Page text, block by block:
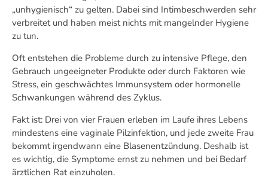
„unhygienisch“ zu gelten. Dabei sind Intimbeschwerden sehr
verbreitet und haben meist nichts mit mangelnder Hygiene
zu tun.
Oft entstehen die Probleme durch zu intensive Pflege, den
Gebrauch ungeeigneter Produkte oder durch Faktoren wie
Stress, ein geschwächtes Immunsystem oder hormonelle
Schwankungen während des Zyklus.
Fakt ist: Drei von vier Frauen erleben im Laufe ihres Lebens
mindestens eine vaginale Pilzinfektion, und jede zweite Frau
bekommt irgendwann eine Blasenentzündung. Deshalb ist
es wichtig, die Symptome ernst zu nehmen und bei Bedarf
ärztlichen Rat einzuholen.